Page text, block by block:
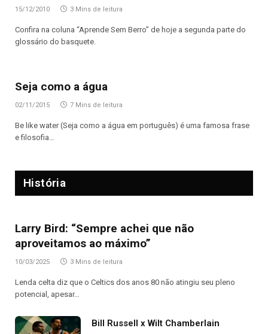
15/12/2010 3 Mins de leitura
Confira na coluna “Aprende Sem Berro” de hoje a segunda parte do
glossário do basquete.
Seja como a água
02/11/2015 7 Mins de leitura
Be like water (Seja como a água em português) é uma famosa frase
e filosofia…
História
Larry Bird: “Sempre achei que não
aproveitamos ao máximo”
10/03/2025 3 Mins de leitura
Lenda celta diz que o Celtics dos anos 80 não atingiu seu pleno
potencial, apesar…
Bill Russell x Wilt Chamberlain